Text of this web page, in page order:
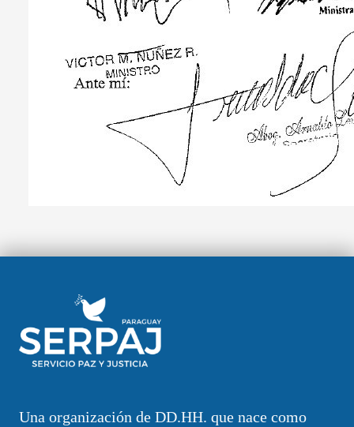
Una organización de DD.HH. que nace como